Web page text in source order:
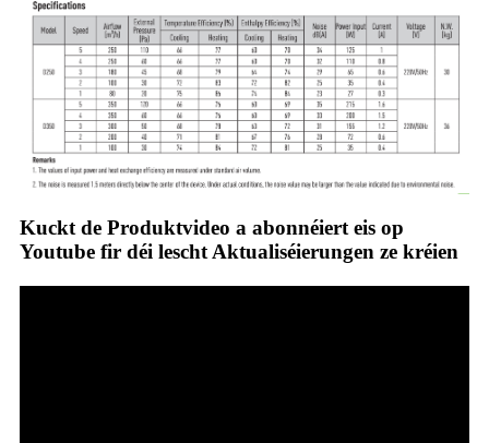
Kuckt de Produktvideo a abonnéiert eis op
Youtube fir déi lescht Aktualiséierungen ze kréien